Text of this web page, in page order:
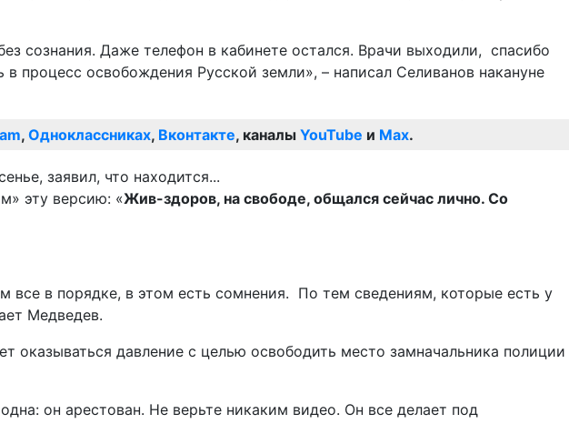
сознания. Даже телефон в кабинете остался. Врачи выходили, спасибо
освобождения Русской земли», – написал Селиванов накануне
, Одноклассниках, Вконтакте, каналы YouTube и Max.
эту версию: «Жив-здоров, на свободе, общался сейчас лично. Со
все в порядке, в этом есть сомнения. По тем сведениям, которые есть у
Медведев.
давление с целью освободить место замначальника полиции
он арестован. Не верьте никаким видео. Он все делает под